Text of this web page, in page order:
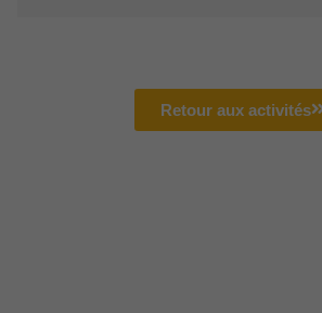
Retour aux activités